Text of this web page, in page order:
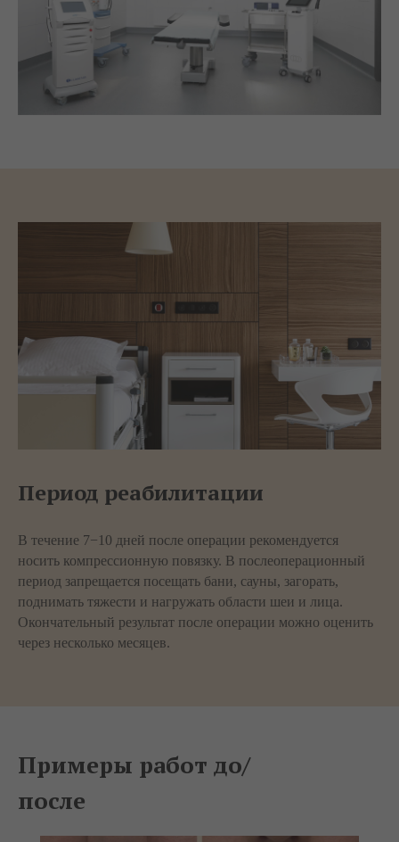
Период реабилитации
В течение 7−10 дней после операции рекомендуется
носить компрессионную повязку. В послеоперационный
период запрещается посещать бани, сауны, загорать,
поднимать тяжести и нагружать области шеи и лица.
Окончательный результат после операции можно оценить
через несколько месяцев.
Примеры работ до/
после